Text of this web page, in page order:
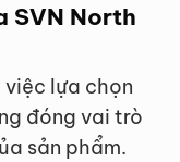
SVN North
lựa chọn
đóng vai trò
sản phẩm.